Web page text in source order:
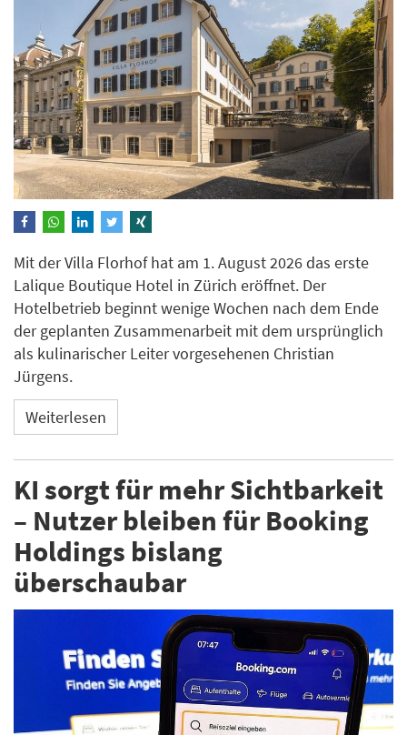
Mit der Villa Florhof hat am 1. August 2026 das erste
Lalique Boutique Hotel in Zürich eröffnet. Der
Hotelbetrieb beginnt wenige Wochen nach dem Ende
der geplanten Zusammenarbeit mit dem ursprünglich
als kulinarischer Leiter vorgesehenen Christian
Jürgens.
Weiterlesen
KI sorgt für mehr Sichtbarkeit
– Nutzer bleiben für Booking
Holdings bislang
überschaubar